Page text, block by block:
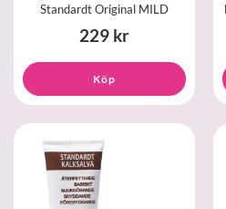
Standardt Original MILD
229 kr
Köp